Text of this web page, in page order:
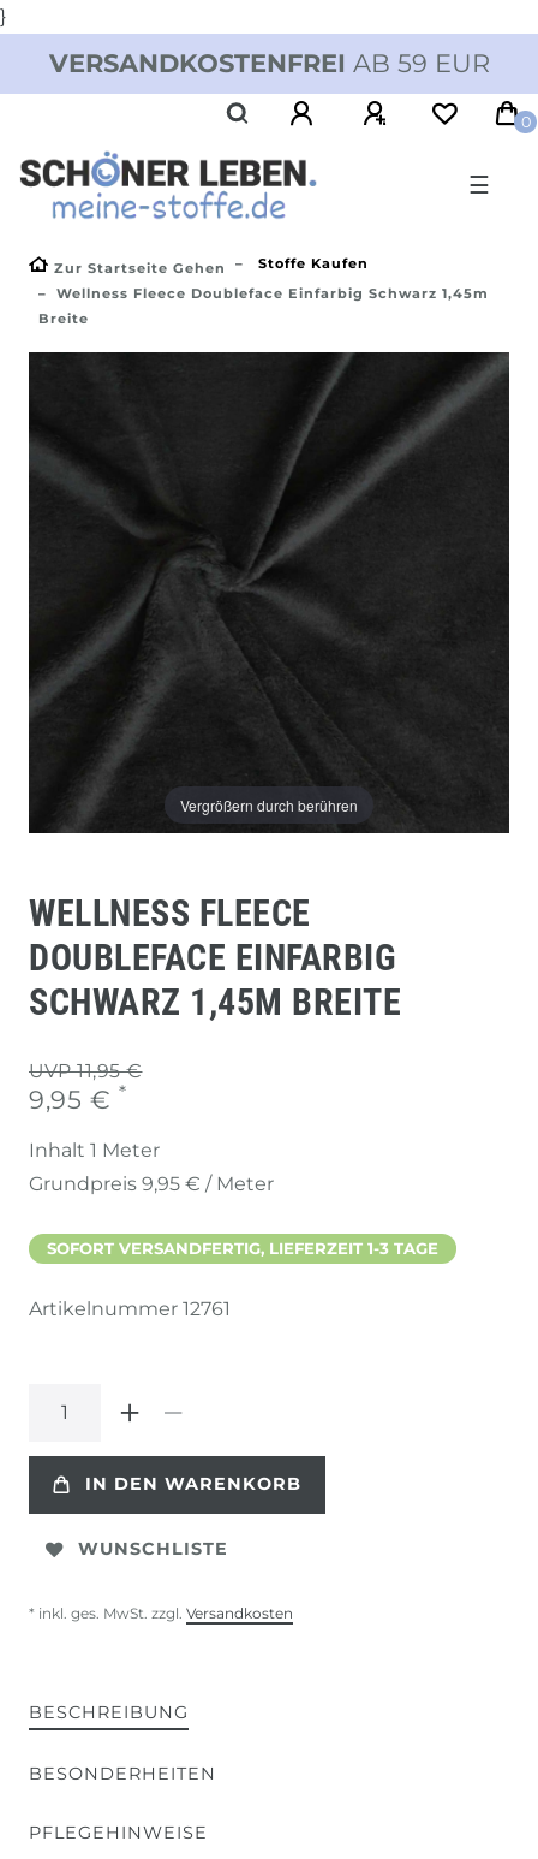
}
VERSANDKOSTENFREI AB 59 EUR
0
☰
Zur Startseite Gehen
Stoffe Kaufen
Wellness Fleece Doubleface Einfarbig Schwarz 1,45m
Breite
Vergrößern durch berühren
WELLNESS FLEECE
DOUBLEFACE EINFARBIG
SCHWARZ 1,45M BREITE
UVP 11,95 €
9,95 € *
Inhalt 1 Meter
Grundpreis 9,95 € / Meter
SOFORT VERSANDFERTIG, LIEFERZEIT 1-3 TAGE
Artikelnummer 12761
IN DEN WARENKORB
WUNSCHLISTE
* inkl. ges. MwSt. zzgl. Versandkosten
BESCHREIBUNG
BESONDERHEITEN
PFLEGEHINWEISE